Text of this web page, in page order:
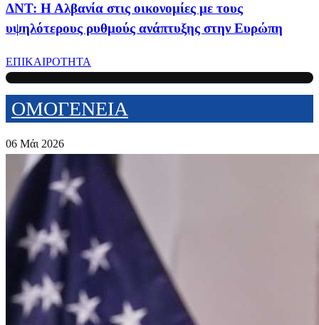
ΔΝΤ: Η Αλβανία στις οικονομίες με τους
υψηλότερους ρυθμούς ανάπτυξης στην Ευρώπη
ΕΠΙΚΑΙΡΟΤΗΤΑ
ΟΜΟΓΕΝΕΙΑ
06 Μάι 2026